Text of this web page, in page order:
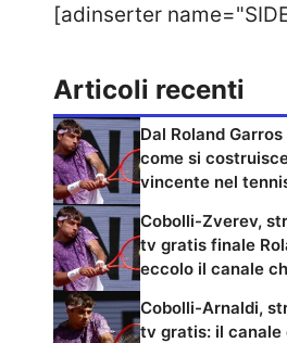
[adinserter
Articoli recenti
Dal Roland
come si
vincente nel
Cobolli-Zverev,
tv gratis finale
eccolo il canale
Cobolli-Arnaldi,
tv gratis: il